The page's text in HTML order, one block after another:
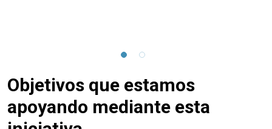
Objetivos que estamos
apoyando mediante esta